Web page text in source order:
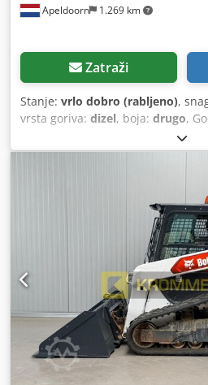
Apeldoorn 1.269 km
Zatraži
Stanje: vrlo dobro (rabljeno),
vrsta goriva: dizel, boja: drugo,
klima-